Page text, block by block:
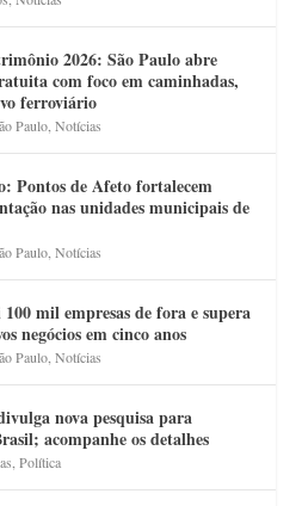
2026: São Paulo abre
com foco em caminhadas,
ferroviário
Paulo ,Notícias
Pontos de Afeto fortalecem
nas unidades municipais de
Paulo ,Notícias
mil empresas de fora e supera
negócios em cinco anos
Paulo ,Notícias
nova pesquisa para
acompanhe os detalhes
,Política